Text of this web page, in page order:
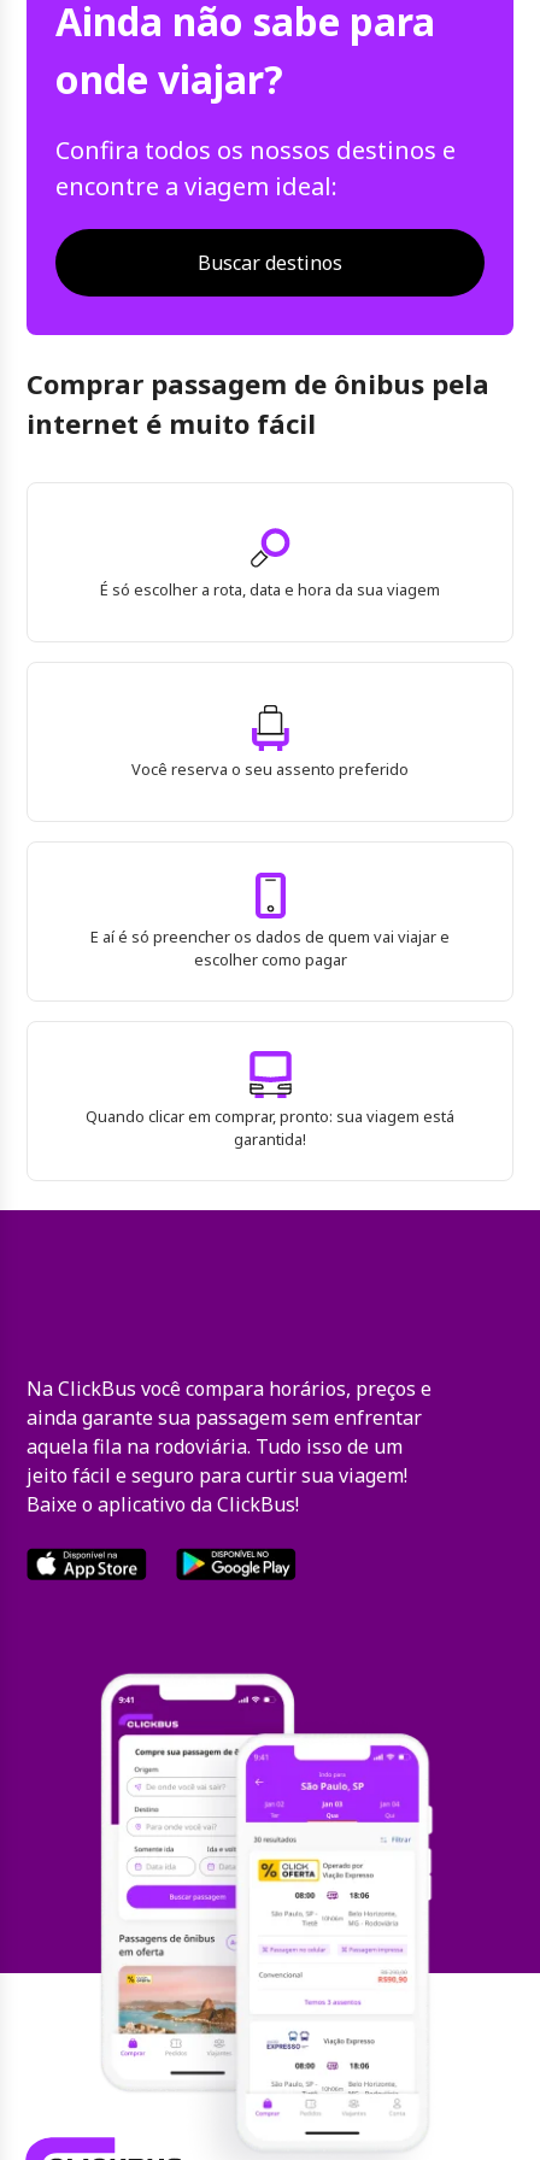
Ainda não sabe para
onde viajar?
Confira todos os nossos destinos e
encontre a viagem ideal:
Buscar destinos
Comprar passagem de ônibus pela
internet é muito fácil
É só escolher a rota, data e hora da sua viagem
Você reserva o seu assento preferido
E aí é só preencher os dados de quem vai viajar e
escolher como pagar
Quando clicar em comprar, pronto: sua viagem está
garantida!
Na ClickBus você compara horários, preços e
ainda garante sua passagem sem enfrentar
aquela fila na rodoviária. Tudo isso de um
jeito fácil e seguro para curtir sua viagem!
Baixe o aplicativo da ClickBus!